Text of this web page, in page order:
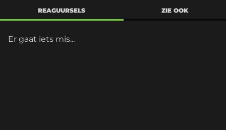
REAGUURSELS ZIE OOK
Er gaat iets mis...